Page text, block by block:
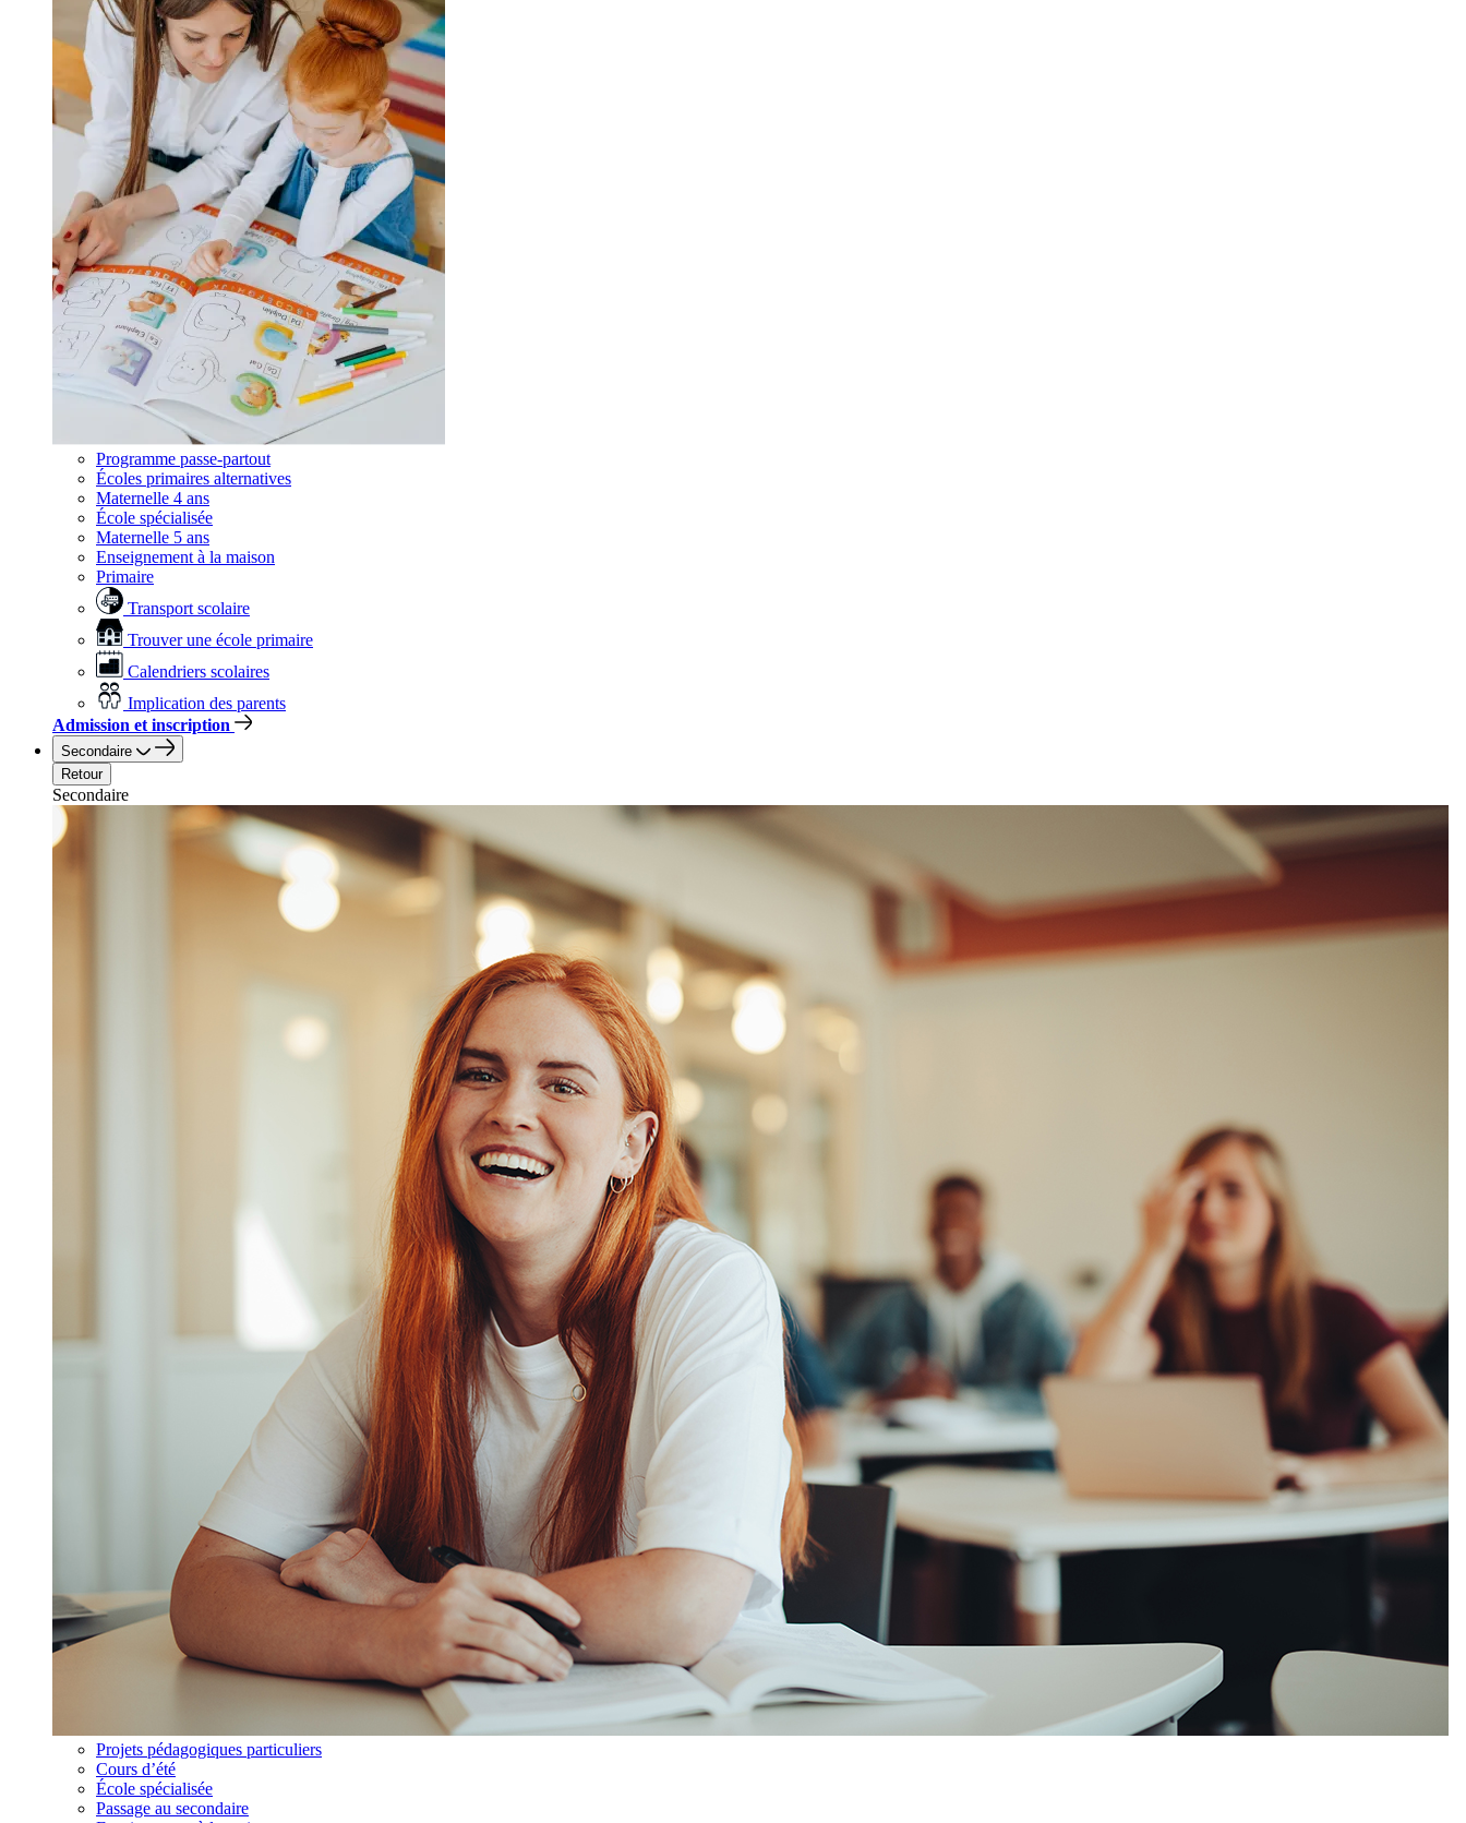
Programme passe-partout
Écoles primaires alternatives
Maternelle 4 ans
École spécialisée
Maternelle 5 ans
Enseignement à la maison
Primaire
Transport scolaire
Trouver une école primaire
Calendriers scolaires
Implication des parents
Admission et inscription
Secondaire
Retour
Secondaire
Projets pédagogiques particuliers
Cours d’été
École spécialisée
Passage au secondaire